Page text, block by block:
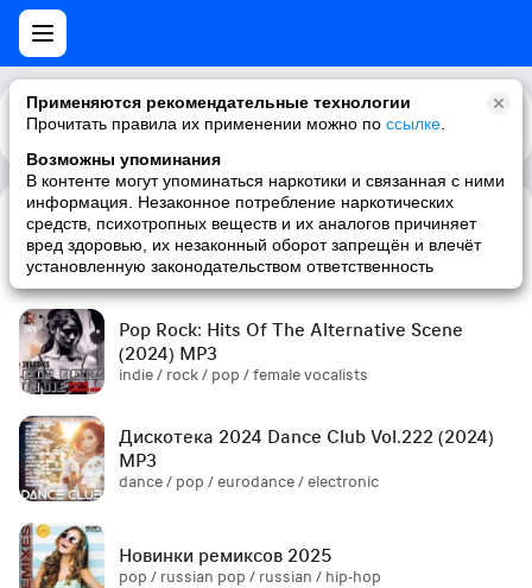
Применяются рекомендательные технологии
Прочитать правила их применении можно по ссылке
Возможны упоминания
В контенте могут упоминаться наркотики и связанная с ними
информация. Незаконное потребление наркотических
средств, психотропных веществ и их аналогов причиняет
вред здоровью, их незаконный оборот запрещён и влечёт
установленную законодательством ответственность
Каталог Рекомендации
Сборник! '90s (2024) MP3
pop / russian pop / russian / '90s
Pop Rock: Hits Of The Alternative Scene
(2024) MP3
indie / rock / pop / female vocalists
Дискотека 2024 Dance Club Vol.222 (2024)
MP3
dance / pop / eurodance / electronic
Новинки ремиксов 2025
pop / russian pop / russian / hip-hop